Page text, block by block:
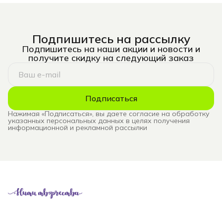
Подпишитесь на рассылку
Подпишитесь на наши акции и новости и
получите скидку на следующий заказ
Подписаться
Нажимая «Подписаться», вы даете согласие на обработку
указанных персональных данных в целях получения
информационной и рекламной рассылки